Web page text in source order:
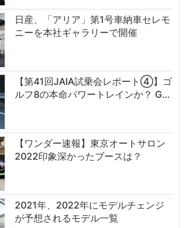
日産、「アリア」第1号車納車セレモ
ニーを本社ギャラリーで開催
【第41回JAIA試乗会レポート④】ゴ
ルフ8の本命パワートレインか？ G…
【ワンダー速報】東京オートサロン
2022印象深かったブースは？
2021年、2022年にモデルチェンジ
が予想されるモデル一覧